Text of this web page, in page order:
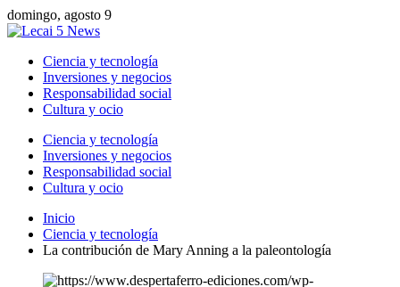
domingo, agosto 9
Ciencia y tecnología
Inversiones y negocios
Responsabilidad social
Cultura y ocio
Ciencia y tecnología
Inversiones y negocios
Responsabilidad social
Cultura y ocio
Inicio
Ciencia y tecnología
La contribución de Mary Anning a la paleontología